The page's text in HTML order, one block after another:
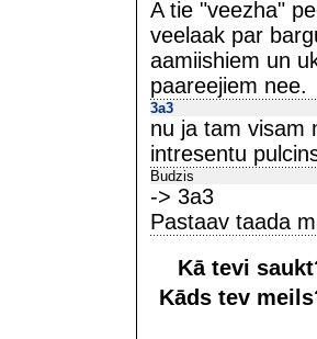
A tie "veezha"
veelaak par
aamiishiem un
paareejiem nee.
3a3
nu ja tam visam
intresentu
Budzis
-> 3a3
Pastaav taada
Kā tevi
Kāds tev